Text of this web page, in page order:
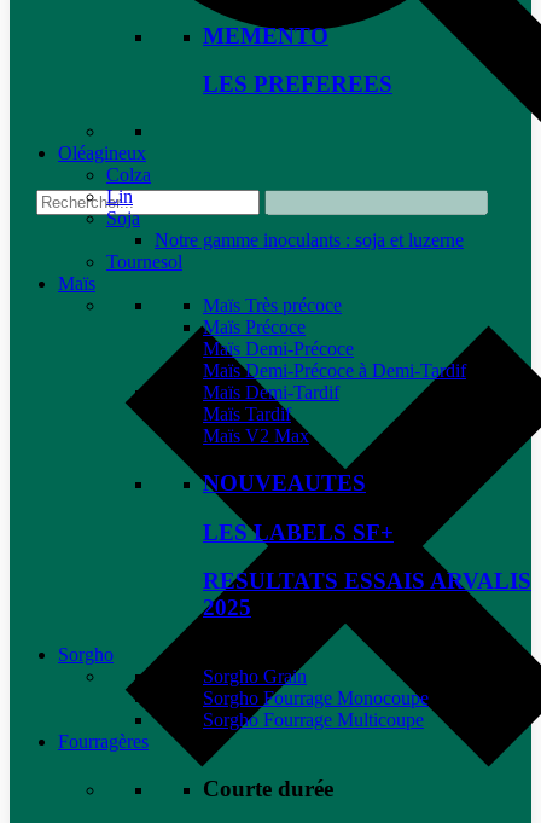
MEMENTO
LES PREFEREES
Oléagineux
Colza
Lin
Soja
Notre gamme inoculants : soja et luzerne
Tournesol
Maïs
Maïs Très précoce
Maïs Précoce
Maïs Demi-Précoce
Maïs Demi-Précoce à Demi-Tardif
Maïs Demi-Tardif
Maïs Tardif
Maïs V2 Max
NOUVEAUTES
LES LABELS SF+
RESULTATS ESSAIS ARVALIS
2025
Sorgho
Sorgho Grain
Sorgho Fourrage Monocoupe
Sorgho Fourrage Multicoupe
Fourragères
Courte durée